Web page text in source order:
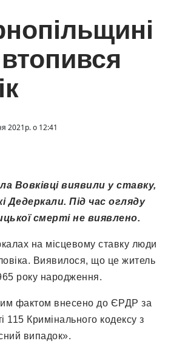
2021р. о 12:41
Вовківці виявили у ставку,
Дедеркали. Під час огляду
смерті не виявлено.
на місцевому ставку люди
Виявилося, що це житель
року народження.
фактом внесено до ЄРДР за
115 Кримінального кодексу з
випадок».